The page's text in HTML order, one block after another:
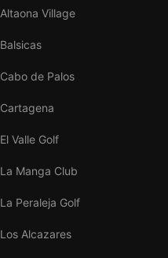
Altaona Village
Balsicas
Cabo de Palos
Cartagena
El Valle Golf
La Manga Club
La Peraleja Golf
Los Alcazares